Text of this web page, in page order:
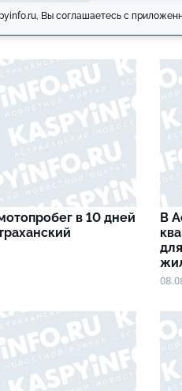
Вы соглашаетесь с
в 10 дней
В